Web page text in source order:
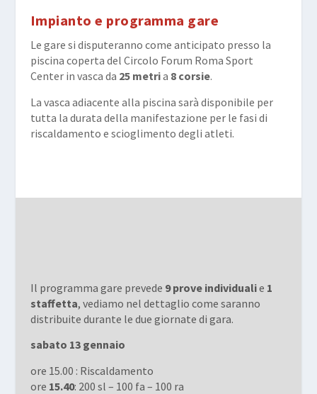
Impianto e programma gare
Le gare si disputeranno come anticipato presso la
piscina coperta del Circolo Forum Roma Sport
Center in vasca da 25 metria 8 corsie.
La vasca adiacente alla piscina sarà disponibile per
tutta la durata della manifestazione per le fasi di
riscaldamento e scioglimento degli atleti.
Il programma gare prevede 9 prove individualie 1
staffetta, vediamo nel dettaglio come saranno
distribuite durante le due giornate di gara.
sabato 13 gennaio
ore 15.00 : Riscaldamento
ore 15.40: 200 sl – 100 fa – 100 ra